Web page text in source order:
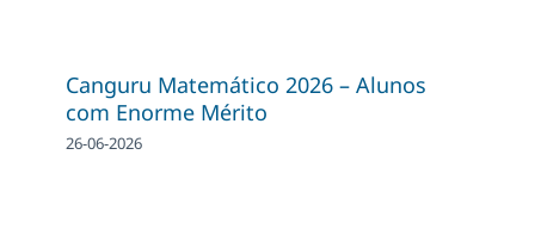
Canguru Matemático 2026 – Alunos
com Enorme Mérito
26-06-2026